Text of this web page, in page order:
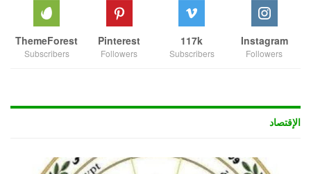
Instagram
Followers
117k
Subscribers
Pinterest
Followers
ThemeForest
Subscribers
الإقتصاد